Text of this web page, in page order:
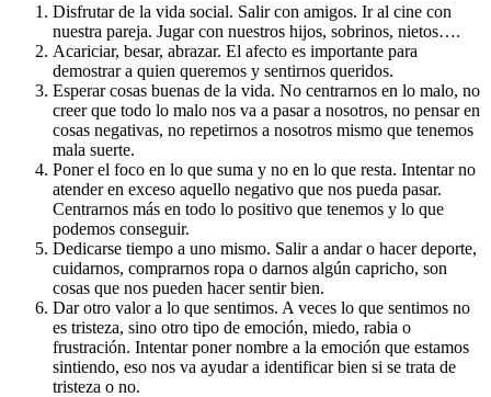
Disfrutar de la vida social. Salir con amigos. Ir al cine con
nuestra pareja. Jugar con nuestros hijos, sobrinos, nietos….
Acariciar, besar, abrazar. El afecto es importante para
demostrar a quien queremos y sentirnos queridos.
Esperar cosas buenas de la vida. No centrarnos en lo malo, no
creer que todo lo malo nos va a pasar a nosotros, no pensar en
cosas negativas, no repetirnos a nosotros mismo que tenemos
mala suerte.
Poner el foco en lo que suma y no en lo que resta. Intentar no
atender en exceso aquello negativo que nos pueda pasar.
Centrarnos más en todo lo positivo que tenemos y lo que
podemos conseguir.
Dedicarse tiempo a uno mismo. Salir a andar o hacer deporte,
cuidarnos, comprarnos ropa o darnos algún capricho, son
cosas que nos pueden hacer sentir bien.
Dar otro valor a lo que sentimos. A veces lo que sentimos no
es tristeza, sino otro tipo de emoción, miedo, rabia o
frustración. Intentar poner nombre a la emoción que estamos
sintiendo, eso nos va ayudar a identificar bien si se trata de
tristeza o no.